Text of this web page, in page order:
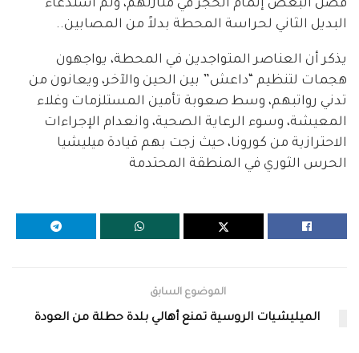
فضل البعض إتمام الحجر في منازلهم، وتم استدعاء
البديل الثاني لحراسة المحطة بدلاً من المصابين..
يذكر أن العناصر المتواجدين في المحطة، يواجهون
هجمات لتنظيم “داعش” بين الحين والآخر، ويعانون من
تدني رواتبهم، وسط صعوبة تأمين المستلزمات وغلاء
المعيشة، وسوء الرعاية الصحية، وانعدام الإجراءات
الاحترازية من كورونا، حيث زجت بهم قيادة ميليشيا
الحرس الثوري في المنطقة المحتدمة
الموضوع السابق
الميليشيات الروسية تمنع أهالي بلدة حطلة من العودة